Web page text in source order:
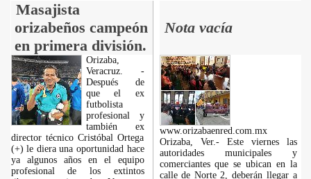
Masajista
orizabeños campeón
en primera división.
Nota vacía
Orizaba,
Veracruz. -
Después de
que el ex
futbolista
profesional y
también ex
director técnico Cristóbal Ortega
(+) le diera una oportunidad hace
ya algunos años en el equipo
profesional de los extintos
www.orizabaenred.com.mx
Orizaba, Ver.- Este viernes las
autoridades municipales y
comerciantes que se ubican en la
calle de Norte 2, deberán llegar a